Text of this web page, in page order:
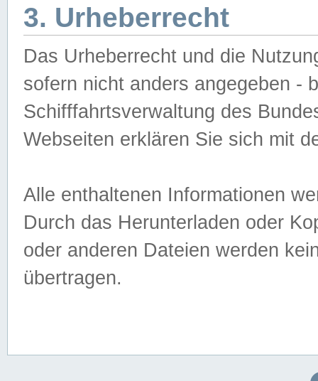
3. Urheberrecht
Das Urheberrecht und die
sofern nicht anders angegeben -
Schifffahrtsverwaltung des
Webseiten erklären Sie sich mit
Alle enthaltenen Informationen
Durch das Herunterladen oder
oder anderen Dateien werden
übertragen.